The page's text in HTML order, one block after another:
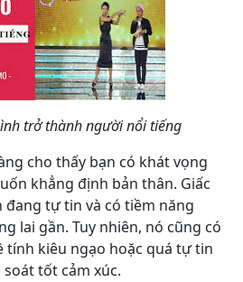
trở thành người nổi tiếng
cho thấy bạn có khát vọng
khẳng định bản thân. Giấc
đang tự tin và có tiềm năng
lai gần. Tuy nhiên, nó cũng có
tính kiêu ngạo hoặc quá tự tin
tốt cảm xúc.